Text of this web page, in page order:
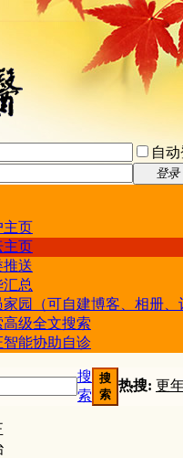
自
登录
主页
主页
推送
总
家园（可自建博客、相册
高级全文搜索
智能协助自诊
搜
索
搜
索
热搜: 更